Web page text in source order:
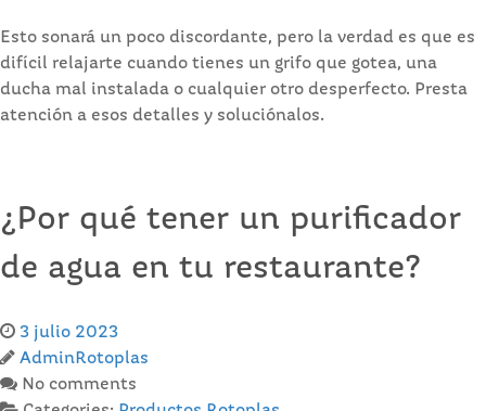
Esto sonará un poco discordante, pero la verdad es que es
difícil relajarte cuando tienes un grifo que gotea, una
ducha mal instalada o cualquier otro desperfecto. Presta
atención a esos detalles y soluciónalos.
¿Por qué tener un purificador
de agua en tu restaurante?
3 julio 2023
AdminRotoplas
No comments